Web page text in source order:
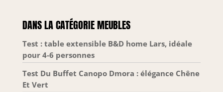
DANS LA CATÉGORIE MEUBLES
Test : table extensible B&D home Lars, idéale
pour 4-6 personnes
Test Du Buffet Canopo Dmora : élégance Chêne
Et Vert